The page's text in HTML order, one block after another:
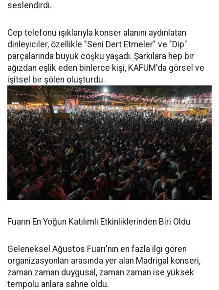
seslendirdi.
Cep telefonu ışıklarıyla konser alanını aydınlatan
dinleyiciler, özellikle "Seni Dert Etmeler" ve "Dip"
parçalarında büyük coşku yaşadı. Şarkılara hep bir
ağızdan eşlik eden binlerce kişi, KAFUM'da görsel ve
işitsel bir şölen oluşturdu.
Fuarın En Yoğun Katılımlı Etkinliklerinden Biri Oldu
Geleneksel Ağustos Fuarı'nın en fazla ilgi gören
organizasyonları arasında yer alan Madrigal konseri,
zaman zaman duygusal, zaman zaman ise yüksek
tempolu anlara sahne oldu.